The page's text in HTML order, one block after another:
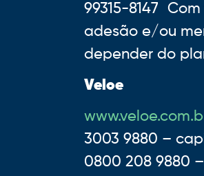
99315-8147
adesão e/ou
depender do
Veloe
3003 9880 –
0800 208 9880